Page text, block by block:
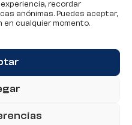
recordar
anónimas. Puedes aceptar,
cualquier momento.